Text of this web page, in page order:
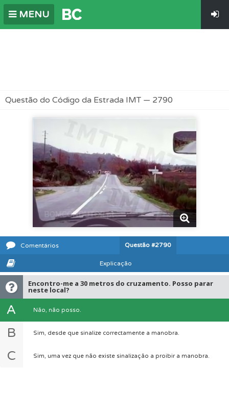
MENU
Questão do Código da Estrada IMT — 2790
Comentários Questão #2790
Explicação
Encontro-me a 30 metros do cruzamento. Posso parar
neste local?
A Não, não posso.
B Sim, desde que sinalize correctamente a manobra.
C Sim, uma vez que não existe sinalização a proibir a manobra.